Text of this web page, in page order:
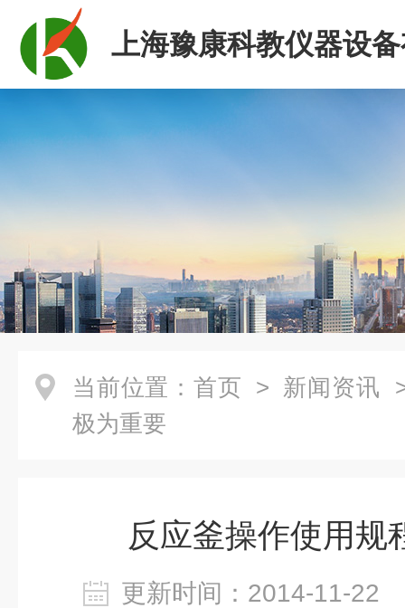
上海豫康科教仪器设
司
当前位置： 首页 > 新闻资讯
极为重要
反应釜操作使用规
更新时间：2014-11-